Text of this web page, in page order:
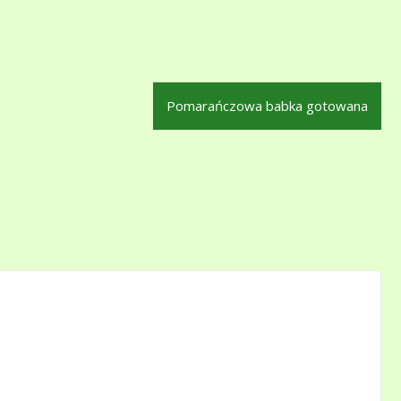
Pomarańczowa babka gotowana